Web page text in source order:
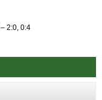
– 2:0, 0:4